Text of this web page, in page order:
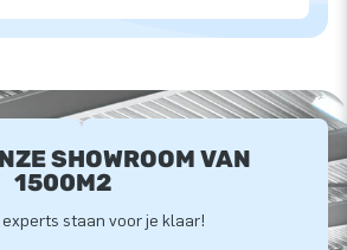
SHOWROOM VAN
1500M2
experts staan voor je klaar!